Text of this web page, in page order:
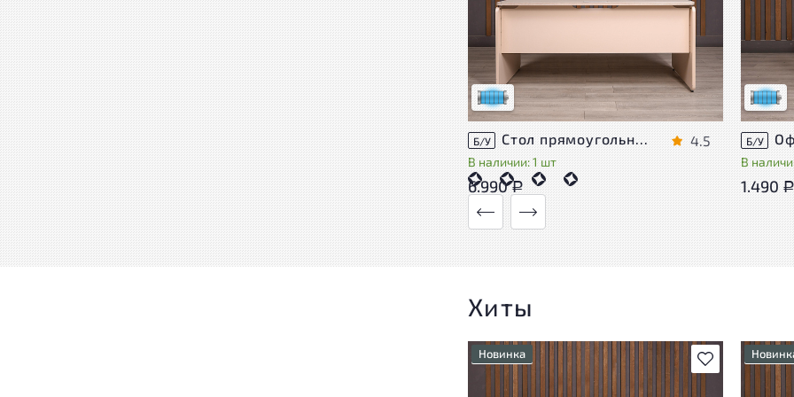
Состояние товара приближено к новому,
могут присутствовать незначительные
следы эксплуатации
Низкая степень износа
Б/У Стол прямоугольный Accord ДСП Дуб Россия
В наличии: 1 шт
4.5
6.990Р
могут
следы
Низкая
Б/У
В
1.490 Р
Хиты
В избранное
Новинка